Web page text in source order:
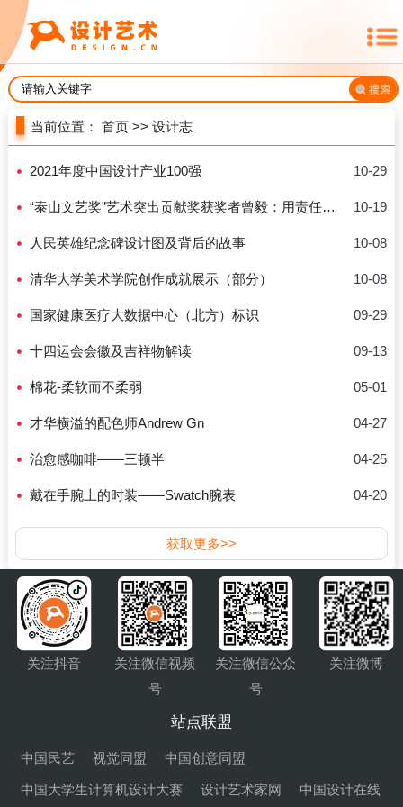
当前位置：首页 >>设计志
10-29
2021年度中国设计产业100强
10-19
“泰山文艺奖”艺术突出贡献奖获奖者曾毅：用责任和担当走好50年摄影路
10-08
人民英雄纪念碑设计图及背后的故事
10-08
清华大学美术学院创作成就展示（部分）
09-29
国家健康医疗大数据中心（北方）标识
09-13
十四运会会徽及吉祥物解读
05-01
棉花-柔软而不柔弱
04-27
才华横溢的配色师Andrew Gn
04-25
治愈感咖啡——三顿半
04-20
戴在手腕上的时装——Swatch腕表
获取更多>>
关注抖音
关注微信视频
号
关注微信公众
号
关注微博
站点联盟
中国民艺 视觉同盟 中国创意同盟
中国大学生计算机设计大赛 设计艺术家网 中国设计在线